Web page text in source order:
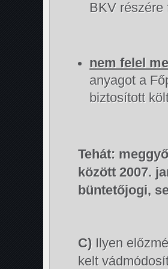
BKV részére
nem felel
anyagot a
biztosított
Tehát:
között 2007.
büntetőjogi,
C) Ilyen
kelt